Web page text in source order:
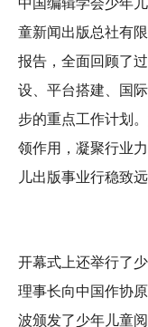
中国编辑学会少年
童新闻出版总社有
报告，全面回顾了
设、平台搭建、国
步的重点工作计划
领作用，凝聚行业
儿出版事业行稳致
开幕式上还举行了
理事长向中国作协
波颁发了少年儿童